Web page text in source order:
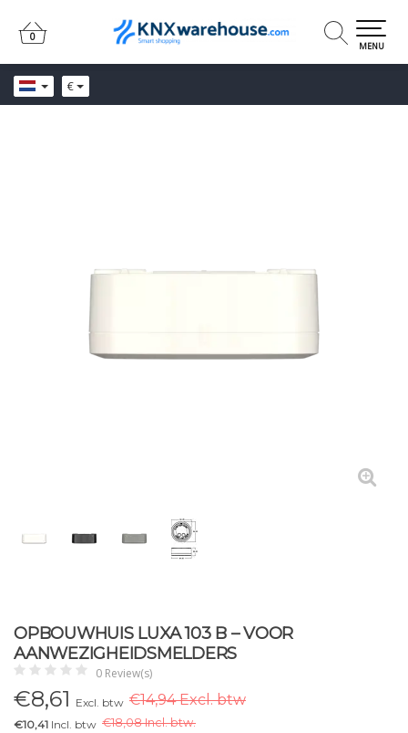
€
0
0
MENU
OPBOUWHUIS LUXA 103 B – VOOR
AANWEZIGHEIDSMELDERS
0 Review(s)
€8,61 Excl. btw €14,94 Excl. btw
€10,41 Incl. btw €18,08 Incl. btw.